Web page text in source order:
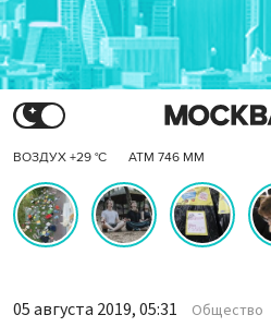
ВОЗДУХ +29 °C АТМ 746 ММ
05 августа 2019, 05:31 Общество